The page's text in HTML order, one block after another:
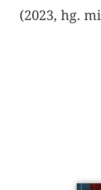
(2023, hg.